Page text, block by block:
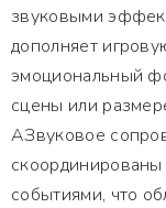
звуковыми
дополняет
эмоциональный
сцены или
АЗвуковое
событиями, что